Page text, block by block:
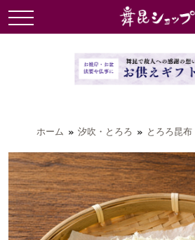
ホーム 汐吹・とろろ とろろ昆布